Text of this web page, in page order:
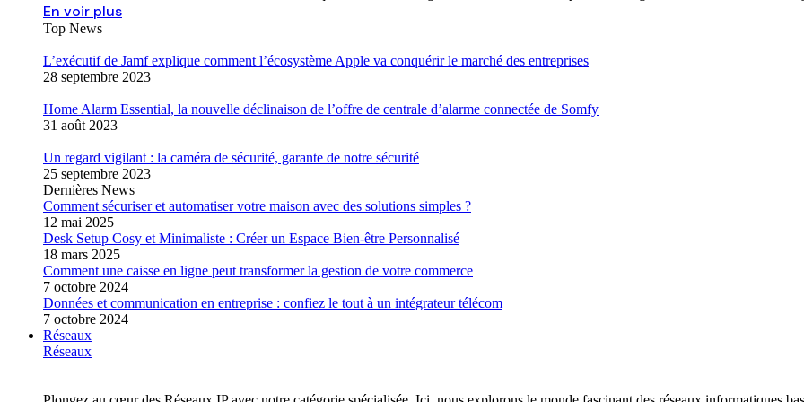
En voir plus
Top News
L’exécutif de Jamf explique comment l’écosystème Apple va conquérir le marché des entreprises
28 septembre 2023
Home Alarm Essential, la nouvelle déclinaison de l’offre de centrale d’alarme connectée de Somfy
31 août 2023
Un regard vigilant : la caméra de sécurité, garante de notre sécurité
25 septembre 2023
Dernières News
Comment sécuriser et automatiser votre maison avec des solutions simples ?
12 mai 2025
Desk Setup Cosy et Minimaliste : Créer un Espace Bien-être Personnalisé
18 mars 2025
Comment une caisse en ligne peut transformer la gestion de votre commerce
7 octobre 2024
Données et communication en entreprise : confiez le tout à un intégrateur télécom
7 octobre 2024
Réseaux
Réseaux